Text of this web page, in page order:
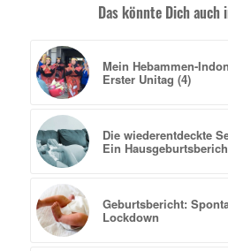
Das könnte Dich auch
Mein Hebammen-
Erster Unitag (4)
Die wiederentdeckte
Ein
Geburtsbericht:
Lockdown